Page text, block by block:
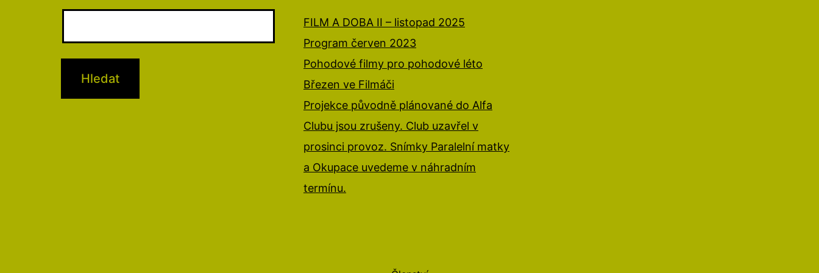
FILM A DOBA II – listopad 2025
Program červen 2023
Pohodové filmy pro pohodové léto
Březen ve Filmáči
Projekce původně plánované do Alfa
Clubu jsou zrušeny. Club uzavřel v
prosinci provoz. Snímky Paralelní matky
a Okupace uvedeme v náhradním
termínu.